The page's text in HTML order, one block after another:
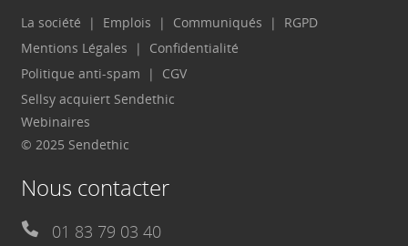
La société Emplois Communiqués
RGPD
Mentions Légales
Confidentialité
Politique anti-spam
CGV
Sellsy acquiert Sendethic
Webinaires
© 2025 Sendethic
Nous contacter
01 83 79 03 40